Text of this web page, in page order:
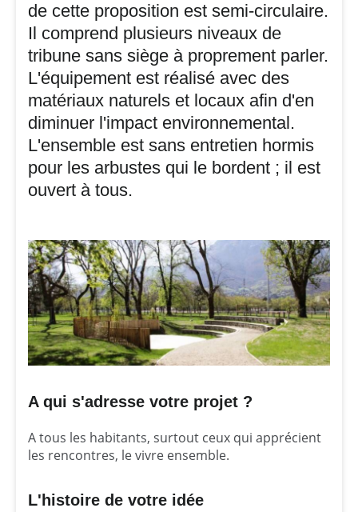
de cette proposition est semi-circulaire.
Il comprend plusieurs niveaux de
tribune sans siège à proprement parler.
L'équipement est réalisé avec des
matériaux naturels et locaux afin d'en
diminuer l'impact environnemental.
L'ensemble est sans entretien hormis
pour les arbustes qui le bordent ; il est
ouvert à tous.
A qui s'adresse votre projet ?
A tous les habitants, surtout ceux qui apprécient
les rencontres, le vivre ensemble.
L'histoire de votre idée